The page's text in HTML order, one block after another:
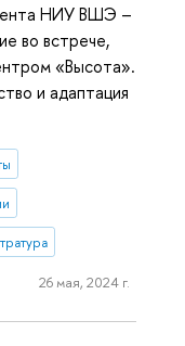
НИУ ВШЭ –
во встрече,
«Высота».
и адаптация
26 мая, 2024 г.